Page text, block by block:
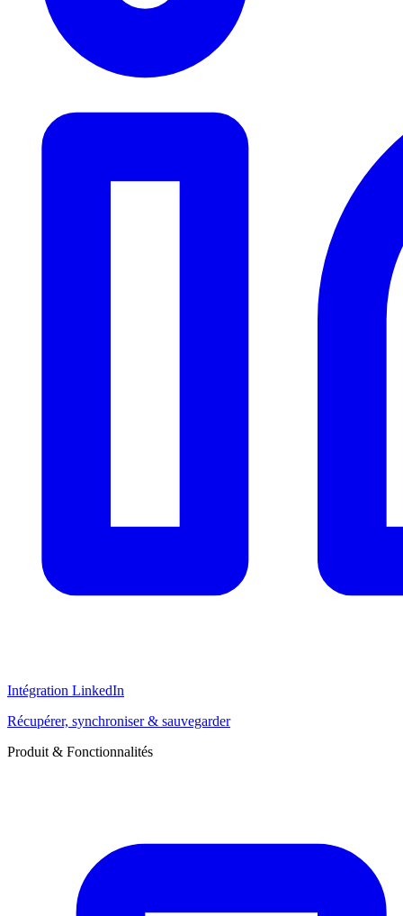
Intégration LinkedIn
Récupérer, synchroniser & sauvegarder
Produit & Fonctionnalités